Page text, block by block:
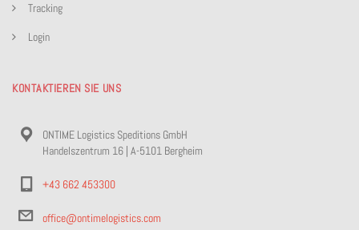
Tracking
Login
KONTAKTIEREN SIE UNS
ONTIME Logistics Speditions GmbH
Handelszentrum 16 | A-5101 Bergheim
+43 662 453300
office@ontimelogistics.com